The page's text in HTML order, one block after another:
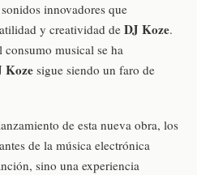
innovadores que
y creatividad de DJ Koze.
musical se ha
Kozesigue siendo un faro de
de esta nueva obra, los
de la música electrónica
sino una experiencia